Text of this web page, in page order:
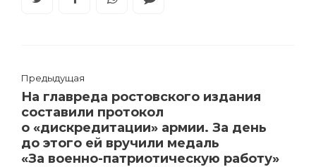
Предыдущая
На главреда ростовского издания
составили протокол
о «дискредитации» армии. За день
до этого ей вручили медаль
«За военно-патриотическую работу»